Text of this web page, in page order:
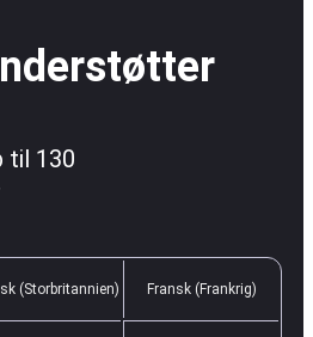
til 130
(Storbritannien) Fransk (Frankrig)